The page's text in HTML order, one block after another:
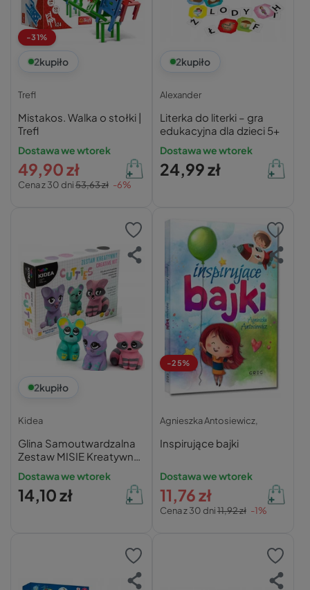
-31%
2kupiło
Trefl
Mistakos. Walka o stołki |
Trefl
Dostawa we wtorek
Cena z 30 dni53,63 zł -6%
49,90 zł
2kupiło
Alexander
Literka do literki – gra
edukacyjna dla dzieci 5+
Dostawa we wtorek
24,99 zł
2kupiło
Kidea
Glina Samoutwardzalna
Zestaw MISIE Kreatywny
Zestaw Zrób To Sam
Kidea 300g
Dostawa we wtorek
14,10 zł
-25%
Agnieszka Antosiewicz,
Inspirujące bajki
Dostawa we wtorek
Cena z 30 dni11,92 zł -1%
11,76 zł